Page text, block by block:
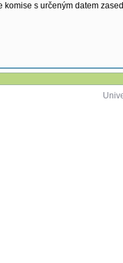
komise s určeným datem